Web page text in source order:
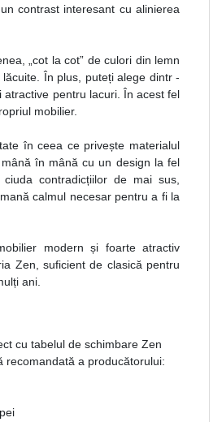
contrast interesant cu alinierea
„cot la cot” de culori din lemn
În plus, puteți alege dintr -
atractive pentru lacuri. În acest fel
mobilier.
în ceea ce privește materialul
în mână cu un design la fel
contradicțiilor de mai sus,
calmul necesar pentru a fi la
modern și foarte atractiv
Zen, suficient de clasică pentru
ani.
cu tabelul de schimbare Zen
recomandată a producătorului: